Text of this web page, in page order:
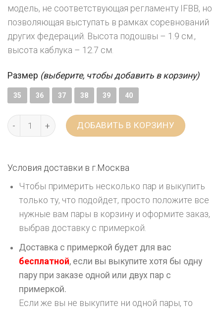
модель, не соответствующая регламенту IFBB, но
позволяющая выступать в рамках соревнований
других федераций. Высота подошвы – 1.9 см.,
высота каблука – 12.7 см.
Размер (выберите, чтобы добавить в корзину)
35 36 37 38 39 40
ДОБАВИТЬ В КОРЗИНУ
Условия доставки в г. Москва
Чтобы примерить несколько пар и выкупить
только ту, что подойдет, просто положите все
нужные вам пары в корзину и оформите заказ,
выбрав доставку с примеркой.
Доставка с примеркой будет для вас
бесплатной, если вы выкупите хотя бы одну
пару при заказе одной или двух пар с
примеркой.
Если же вы не выкупите ни одной пары, то